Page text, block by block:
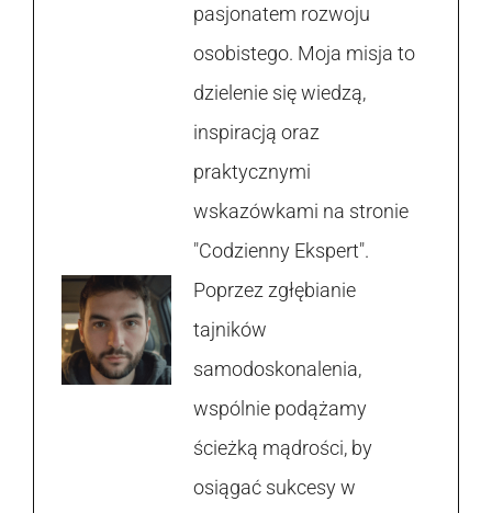
pasjonatem rozwoju
osobistego. Moja misja to
dzielenie się wiedzą,
inspiracją oraz
praktycznymi
wskazówkami na stronie
"Codzienny Ekspert".
Poprzez zgłębianie
tajników
samodoskonalenia,
wspólnie podążamy
ścieżką mądrości, by
osiągać sukcesy w